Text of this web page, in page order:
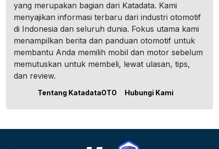
yang merupakan bagian dari Katadata. Kami
menyajikan informasi terbaru dari industri otomotif
di Indonesia dan seluruh dunia. Fokus utama kami
menampilkan berita dan panduan otomotif untuk
membantu Anda memilih mobil dan motor sebelum
memutuskan untuk membeli, lewat ulasan, tips,
dan review.
Tentang KatadataOTO Hubungi Kami